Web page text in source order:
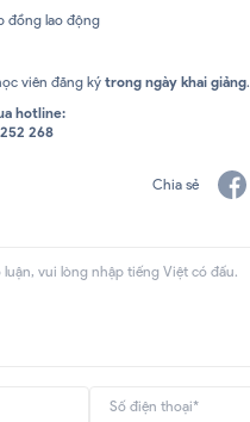
đồng lao động
viên đăng ký trong ngày khai giảng.
hotline:
268
Chia sẻ